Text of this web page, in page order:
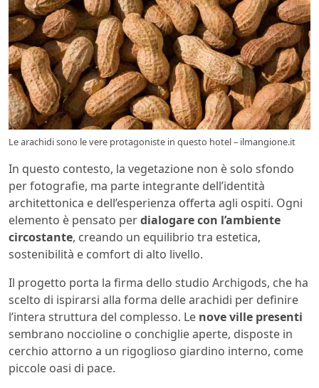
Le arachidi sono le vere protagoniste in questo hotel – ilmangione.it
In questo contesto, la vegetazione non è solo sfondo
per fotografie, ma parte integrante dell’identità
architettonica e dell’esperienza offerta agli ospiti. Ogni
elemento è pensato perdialogare con l’ambiente
circostante, creando un equilibrio tra estetica,
sostenibilità e comfort di alto livello.
Il progetto porta la firma dello studio Archigods, che ha
scelto di ispirarsi alla forma delle arachidi per definire
l’intera struttura del complesso. Le nove ville presenti
sembrano noccioline o conchiglie aperte, disposte in
cerchio attorno a un rigoglioso giardino interno, come
piccole oasi di pace.